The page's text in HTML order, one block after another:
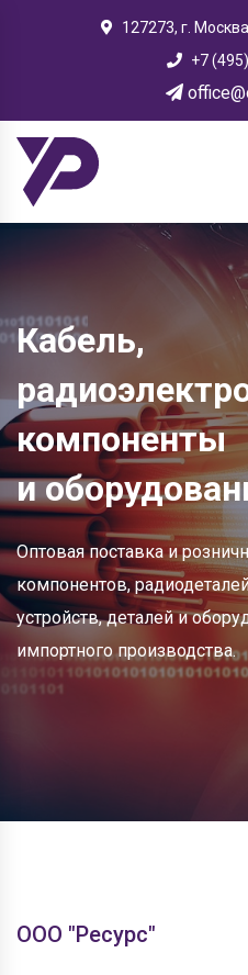
127273, г.
+7
Кабель,
компоненты
и
Оптовая поставка и
компонентов,
устройств, деталей и
импортного производства.
ООО "Ресурс"